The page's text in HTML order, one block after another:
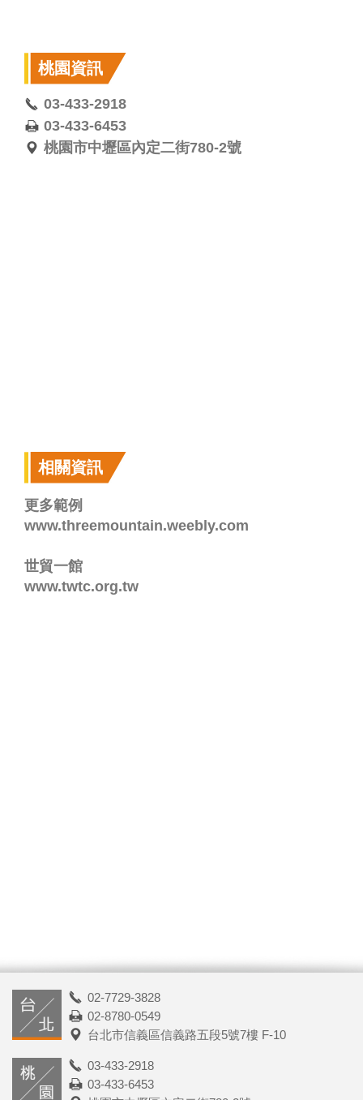
桃園資訊
03-433-2918
03-433-6453
桃園市中壢區內定二街780-2號
相關資訊
更多範例
www.threemountain.weebly.com
世貿一館
www.twtc.org.tw
02-7729-3828
02-8780-0549
台北市信義區信義路五段5號7樓 F-10
03-433-2918
03-433-6453